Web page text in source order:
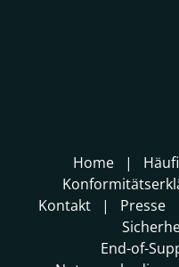
Home
Kontakt
Presse
End-of-